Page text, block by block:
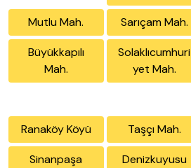
Mutlu Mah. Sarıçam Mah.
Büyükkapılı
Mah.
Solaklıcumhuri
yet Mah.
Ranaköy Köyü Taşçı Mah.
Sinanpaşa
Denizkuyusu